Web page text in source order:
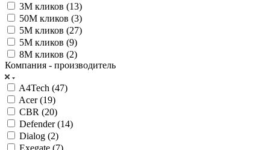
3М кликов (13)
50M кликов (3)
5M кликов (27)
5М кликов (9)
8M кликов (2)
Компания - производитель
A4Tech (47)
Acer (19)
CBR (20)
Defender (14)
Dialog (2)
Exegate (7)